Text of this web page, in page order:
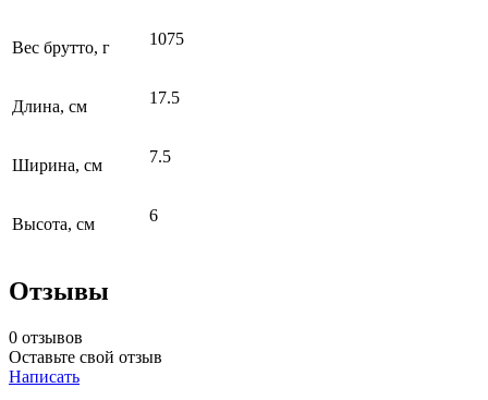
Вес брутто, г 1075
Длина, см 17.5
Ширина, см 7.5
Высота, см 6
Отзывы
0 отзывов
Оставьте свой отзыв
Написать